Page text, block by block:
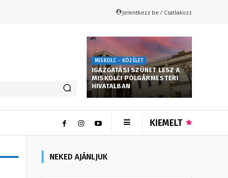
Jelentkezz be / Csatlakozz
MISKOLC - KÖZÉLET
IGAZGATÁSI SZÜNET LESZ A
MISKOLCI POLGÁRMESTERI
HIVATALBAN
KIEMELT
NEKED AJÁNLJUK